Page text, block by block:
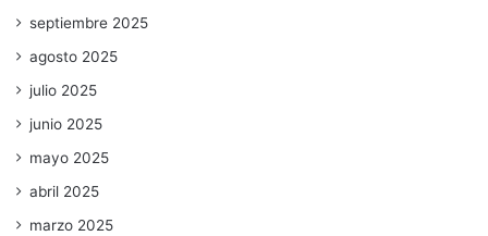
septiembre 2025
agosto 2025
julio 2025
junio 2025
mayo 2025
abril 2025
marzo 2025